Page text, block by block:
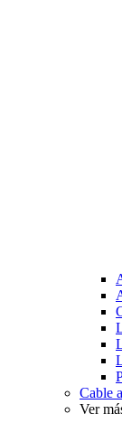
Cable
Ver